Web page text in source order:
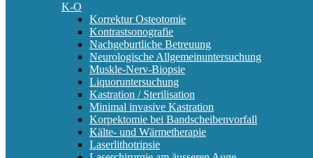
K-O
Korrektur Osteotomie
Kontrastsonografie
Nachgeburtliche Betreuung
Neurologische Allgemeinuntersuchung
Muskle-Nerv-Biopsie
Liquoruntersuchung
Kastration / Sterilisation
Minimal invasive Kastration
Korpektomie bei Bandscheibenvorfall
Kälte- und Wärmetherapie
Laserlithotripsie